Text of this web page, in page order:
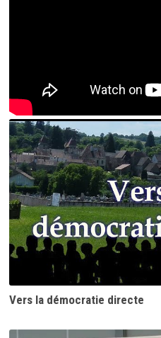
Vers la démocratie directe